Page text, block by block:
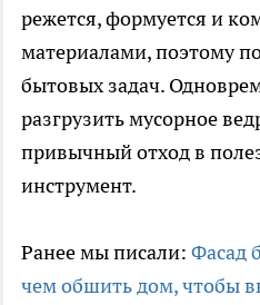
режется, формуется и
материалами, поэтому
бытовых задач.
разгрузить мусорное
привычный отход в
инструмент.
Ранее мы писали: Фасад
чем обшить дом, чтобы